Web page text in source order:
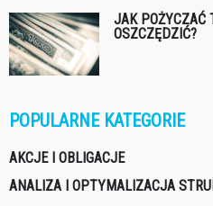
JAK POŻYCZAĆ
OSZCZĘDZIĆ?
POPULARNE KATEGORIE
AKCJE I OBLIGACJE
ANALIZA I OPTYMALIZACJA